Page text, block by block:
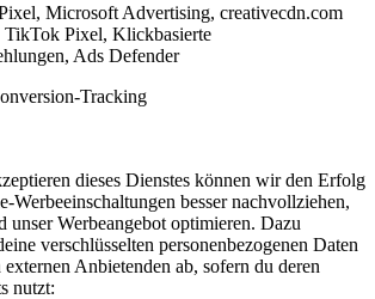
Microsoft Advertising, creativecdn.com
Pixel, Klickbasierte
Ads Defender
Tracking
dieses Dienstes können wir den Erfolg
Werbeeinschaltungen besser nachvollziehen,
unser Werbeangebot optimieren. Dazu
verschlüsselten personenbezogenen Daten
Anbietenden ab, sofern du deren
nutzt: